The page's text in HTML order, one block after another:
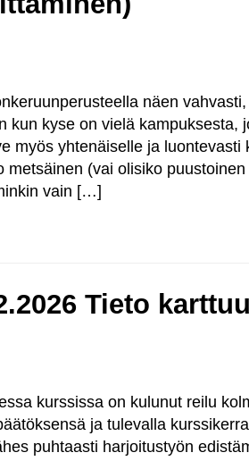
näen
kun kyse on vielä kampuksesta,
myös yhtenäiselle ja
metsäinen (vai olisiko
vain […]
Tieto
kurssissa on kulunut reilu
ja tulevalla
puhtaasti harjoitustyön